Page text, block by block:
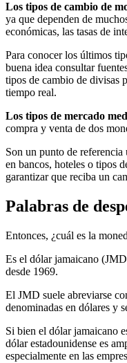
Los tipos de cambio de
ya que dependen de
económicas, las tasas de
Para conocer los últimos
buena idea consultar
tipos de cambio de divisas
tiempo real.
Los tipos de mercado
compra y venta de dos
Son un punto de referencia
en bancos, hoteles o tipos
garantizar que reciba un
Palabras de
Entonces, ¿cuál es la
Es el dólar jamaicano
desde 1969.
El JMD suele abreviarse
denominadas en dólares y
Si bien el dólar jamaicano
dólar estadounidense es
especialmente en las